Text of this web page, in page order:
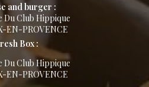
and burger :
Du Club Hippique
EN-PROVENCE
Box :
Du Club Hippique
EN-PROVENCE